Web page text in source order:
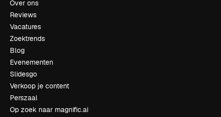
Over ons
Reviews
Vacatures
Zoektrends
Blog
Evenementen
Slidesgo
Verkoop je content
Perszaal
Op zoek naar magnific.ai